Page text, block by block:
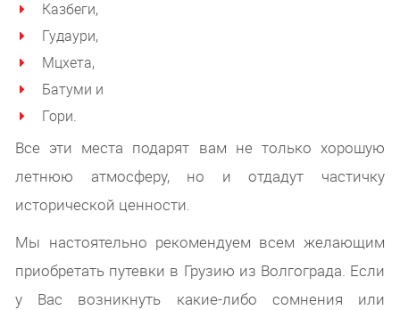
Казбеги,
Гудаури,
Мцхета,
Батуми и
Гори.
Все эти места подарят вам не только хорошую
летнюю атмосферу, но и отдадут частичку
исторической ценности.
Мы настоятельно рекомендуем всем желающим
приобретать путевки в Грузию из Волгограда. Если
у Вас возникнуть какие-либо сомнения или